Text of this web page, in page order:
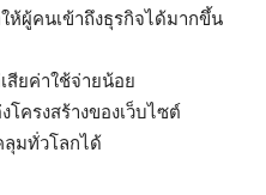
ห้ผู้คนเข้าถึงธุรกิจได้มากขึ้น
สียค่าใช้จ่ายน้อย
โครงสร้างของเว็บไซต์
มทั่วโลกได้